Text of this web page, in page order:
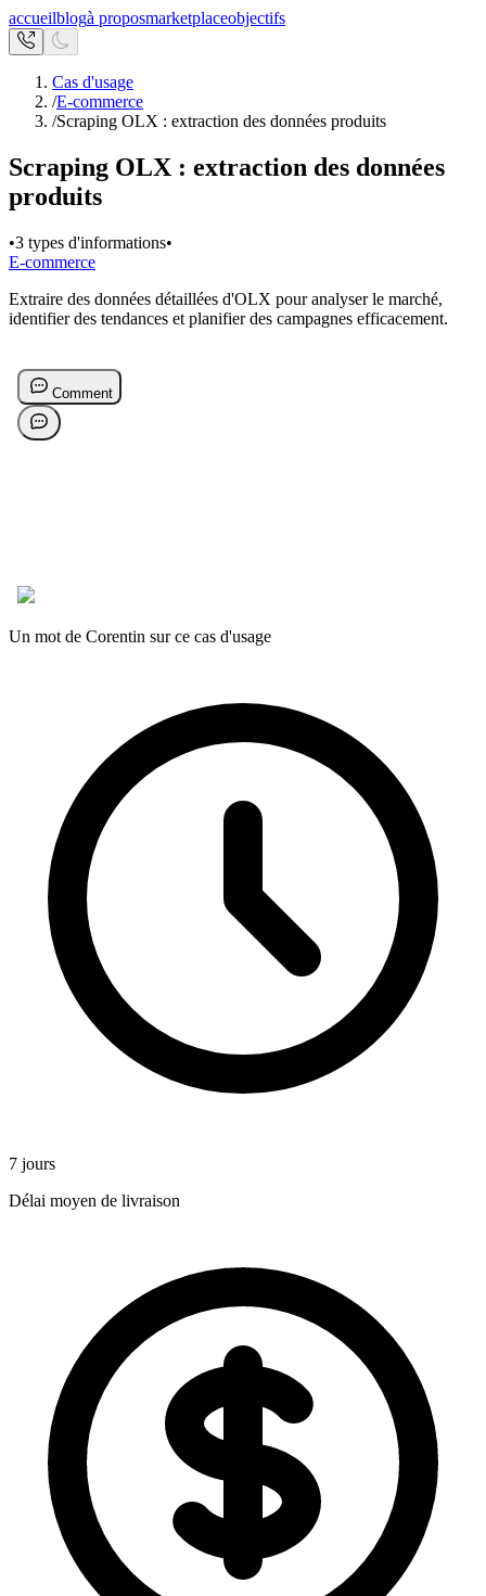
accueilblogà proposmarketplaceobjectifs
Cas d'usage
/E-commerce
/Scraping OLX : extraction des données produits
Scraping OLX : extraction des données
produits
•3 types d'informations•
E-commerce
Extraire des données détaillées d'OLX pour analyser le marché,
identifier des tendances et planifier des campagnes efficacement.
Un mot de Corentin sur ce cas d'usage
7 jours
Délai moyen de livraison